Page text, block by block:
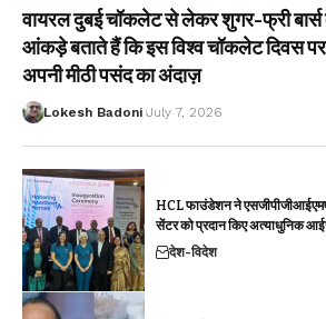
वायरल दुबई चॉकलेट से लेकर शुगर-फ्री बार्स
आंकड़े बताते हैं कि इस विश्व चॉकलेट दिवस पर
अपनी मीठी पसंद का अंदाज़
Lokesh Badoni July 7, 2026
HCL फाउंडेशन ने
सेंटर को प्रदान किए अत्याधुनिक
देश-विदेश